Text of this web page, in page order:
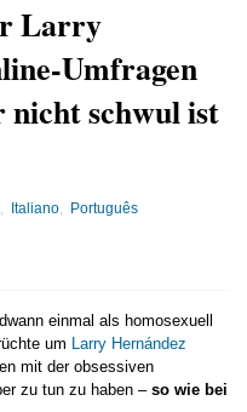
Larry
Umfragen
nicht schwul ist
Italiano Português
einmal als homosexuell
um Larry Hernández
mit der obsessiven
zu tun zu haben – so wie bei